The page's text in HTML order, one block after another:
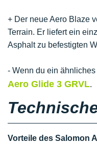
+ Der neue Aero Blaze
Terrain. Er liefert ein
Asphalt zu befestigten
- Wenn du ein
Aero Glide 3 GRVL.
Vorteile des Salomon